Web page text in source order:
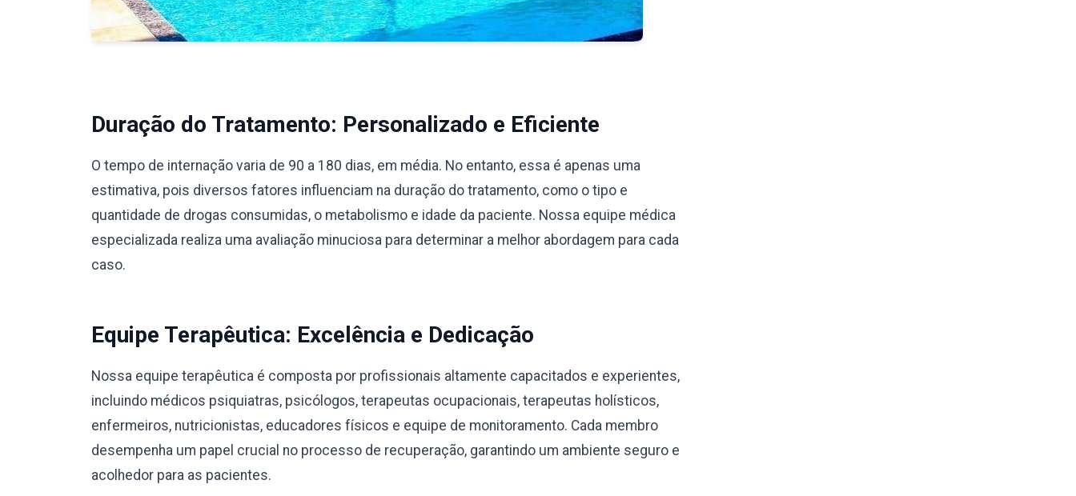
Duração do Tratamento: Personalizado e Eficiente
O tempo de internação varia de 90 a 180 dias, em média. No entanto, essa é apenas uma
estimativa, pois diversos fatores influenciam na duração do tratamento, como o tipo e
quantidade de drogas consumidas, o metabolismo e idade da paciente. Nossa equipe médica
especializada realiza uma avaliação minuciosa para determinar a melhor abordagem para cada
caso.
Equipe Terapêutica: Excelência e Dedicação
Nossa equipe terapêutica é composta por profissionais altamente capacitados e experientes,
incluindo médicos psiquiatras, psicólogos, terapeutas ocupacionais, terapeutas holísticos,
enfermeiros, nutricionistas, educadores físicos e equipe de monitoramento. Cada membro
desempenha um papel crucial no processo de recuperação, garantindo um ambiente seguro e
acolhedor para as pacientes.